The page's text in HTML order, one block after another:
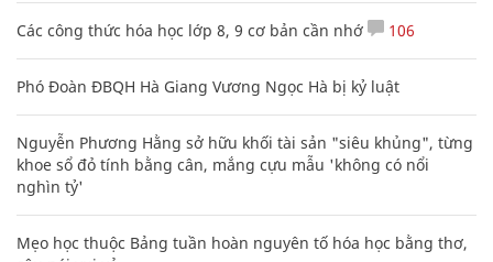
Các công thức hóa học lớp 8, 9 cơ bản cần nhớ 106
Phó Đoàn ĐBQH Hà Giang Vương Ngọc Hà bị kỷ luật
Nguyễn Phương Hằng sở hữu khối tài sản "siêu khủng", từng
khoe sổ đỏ tính bằng cân, mắng cựu mẫu 'không có nổi
nghìn tỷ'
Mẹo học thuộc Bảng tuần hoàn nguyên tố hóa học bằng thơ,